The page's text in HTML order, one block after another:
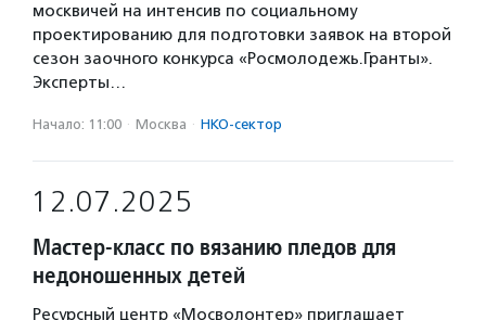
москвичей на интенсив по социальному
проектированию для подготовки заявок на второй
сезон заочного конкурса «Росмолодежь.Гранты».
Эксперты…
Начало: 11:00 · Москва · НКО-сектор
12.07.2025
Мастер-класс по вязанию пледов для
недоношенных детей
Ресурсный центр «Мосволонтер» приглашает